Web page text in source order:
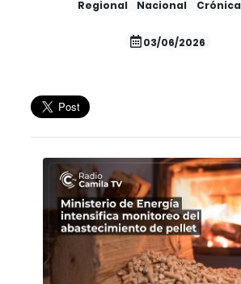
Regional Nacional Crónica
03/06/2026